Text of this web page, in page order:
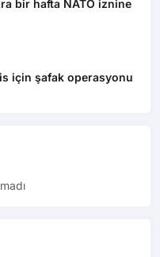
bir hafta NATO iznine
için şafak operasyonu